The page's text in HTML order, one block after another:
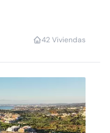
42 Viviendas